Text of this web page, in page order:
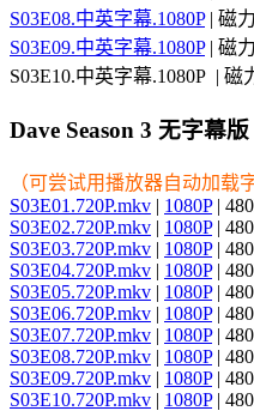
S03E08.中英字幕.1080P| 磁
S03E09.中英字幕.1080P| 磁
S03E10.中英字幕.1080P | 磁
Dave Season 3 无字幕版
（可尝试用播放器自动加载
S03E01.720P.mkv | 1080P|
S03E02.720P.mkv | 1080P|
S03E03.720P.mkv | 1080P|
S03E04.720P.mkv | 1080P|
S03E05.720P.mkv | 1080P|
S03E06.720P.mkv | 1080P|
S03E07.720P.mkv | 1080P|
S03E08.720P.mkv | 1080P|
S03E09.720P.mkv | 1080P|
S03E10.720P.mkv | 1080P|